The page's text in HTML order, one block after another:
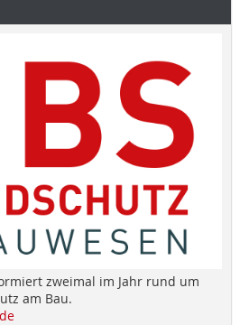
zweimal im Jahr rund um
am Bau.